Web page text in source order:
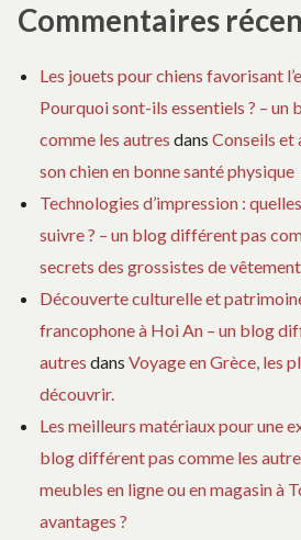
Commentaires
Les jouets pour chiens favorisant
Pourquoi sont-ils essentiels ? – un
comme les autres dans Conseils et
son chien en bonne santé physique
Technologies d’impression :
suivre ? – un blog différent pas
secrets des grossistes de
Découverte culturelle et
francophone à Hoi An – un blog
autres dans Voyage en Grèce, les
découvrir.
Les meilleurs matériaux pour une
blog différent pas comme les
meubles en ligne ou en magasin à
avantages ?